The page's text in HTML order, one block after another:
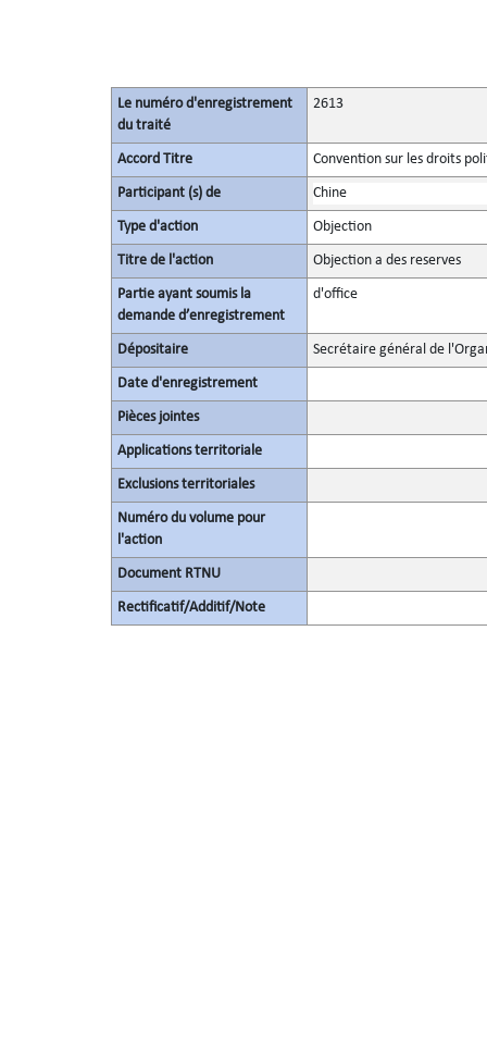
Le numéro d'enregistrement
du traité
2613
Accord Titre Convention sur les droits
Participant (s) de Chine
Type d'action Objection
Titre de l'action Objection a des reserves
Partie ayant soumis la
demande d’enregistrement
d'office
Dépositaire Secrétaire général de
Date d'enregistrement
Pièces jointes
Applications territoriale
Exclusions territoriales
Numéro du volume pour
l'action
Document RTNU
Rectificatif/Additif/Note